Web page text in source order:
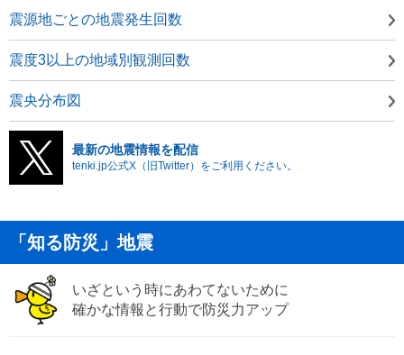
震源地ごとの地震発生回数
震度3以上の地域別観測回数
震央分布図
最新の地震情報を配信
tenki.jp公式X（旧Twitter）をご利用ください。
「知る防災」地震
いざという時にあわてないために
確かな情報と行動で防災力アップ